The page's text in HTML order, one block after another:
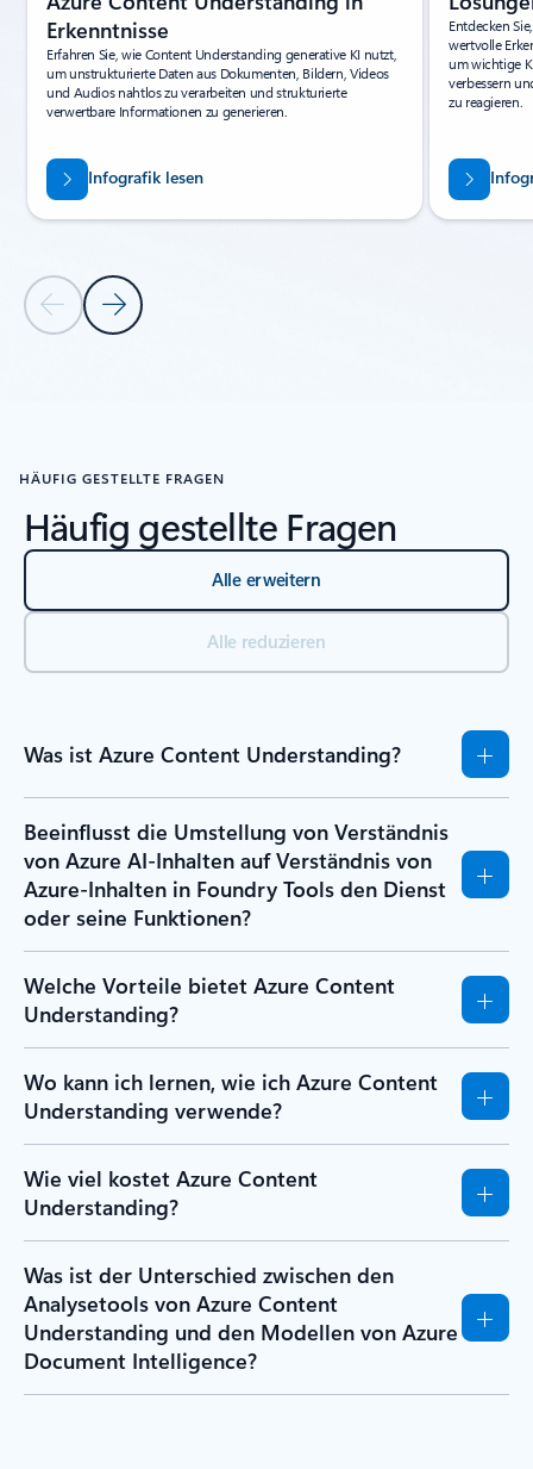
Vorherige FolieNächste Folie
Erkenntnisse
Erfahren Sie, wie Content Understanding generative KI nutzt,
um unstrukturierte Daten aus Dokumenten, Bildern, Videos
und Audios nahtlos zu verarbeiten und strukturierte
verwertbare Informationen zu generieren.
Infografik lesen
Entdecken
wertvolle
um wichtige
verbessern
zu reagieren.
HÄUFIG GESTELLTE FRAGEN
Häufig gestellte Fragen
Alle erweitern
Alle reduzieren
Was ist Azure Content Understanding?
Beeinflusst die Umstellung von Verständnis
von Azure AI-Inhalten auf Verständnis von
Azure-Inhalten in Foundry Tools den Dienst
oder seine Funktionen?
Welche Vorteile bietet Azure Content
Understanding?
Wo kann ich lernen, wie ich Azure Content
Understanding verwende?
Wie viel kostet Azure Content
Understanding?
Was ist der Unterschied zwischen den
Analysetools von Azure Content
Understanding und den Modellen von Azure
Document Intelligence?